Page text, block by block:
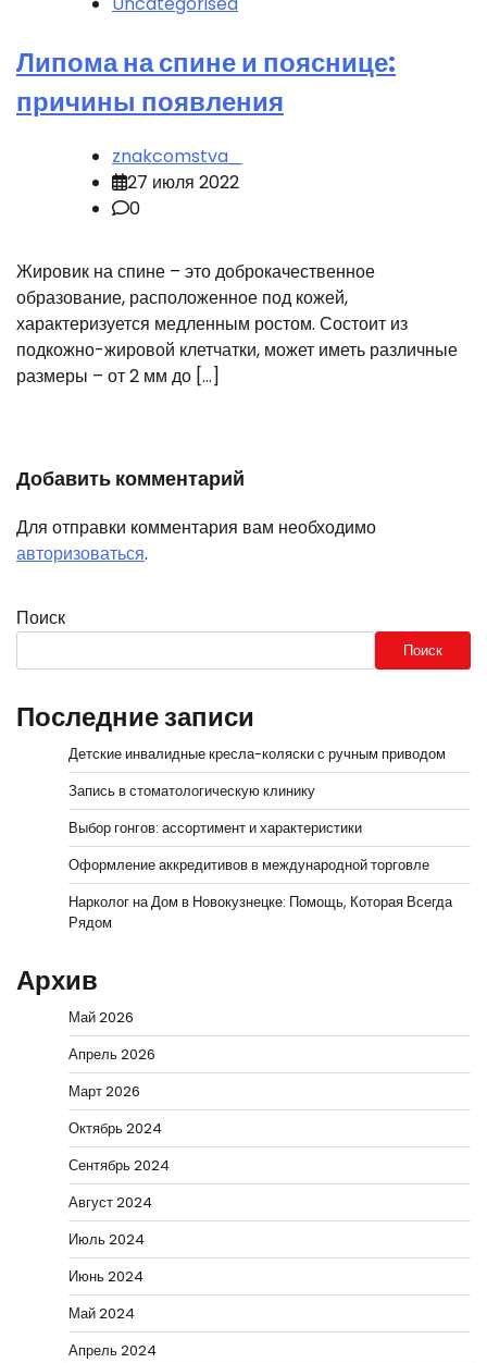
Липома на спине и пояснице:
причины появления
znakcomstva_
27 июля 2022
0
Жировик на спине – это доброкачественное
образование, расположенное под кожей,
характеризуется медленным ростом. Состоит из
подкожно-жировой клетчатки, может иметь различные
размеры – от 2 мм до […]
Добавить комментарий
Для отправки комментария вам необходимо
авторизоваться.
Поиск
Поиск
Последние записи
Детские инвалидные кресла-коляски с ручным приводом
Запись в стоматологическую клинику
Выбор гонгов: ассортимент и характеристики
Оформление аккредитивов в международной торговле
Нарколог на Дом в Новокузнецке: Помощь, Которая Всегда
Рядом
Архив
Май 2026
Апрель 2026
Март 2026
Октябрь 2024
Сентябрь 2024
Август 2024
Июль 2024
Июнь 2024
Май 2024
Апрель 2024